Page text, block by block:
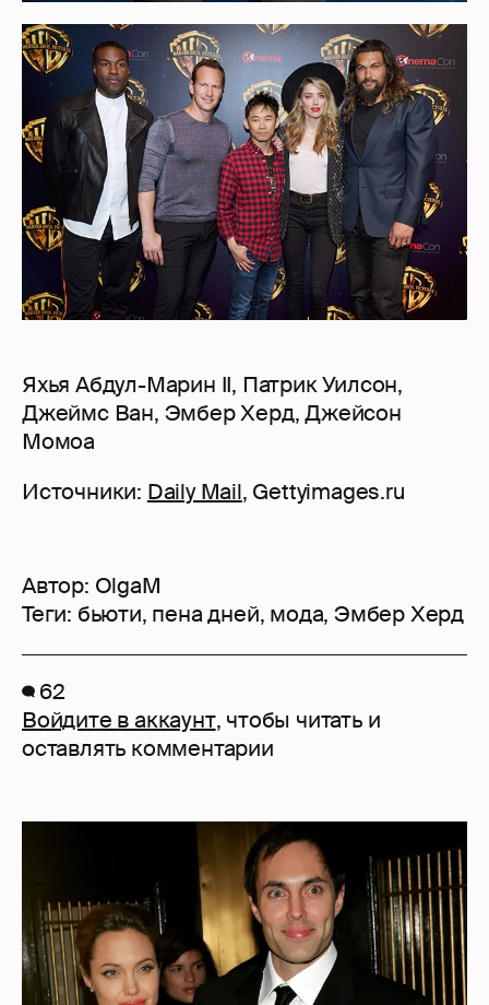
Яхья Абдул-Марин II, Патрик Уилсон,
Джеймс Ван, Эмбер Херд, Джейсон
Момоа
Источники: Daily Mail, Gettyimages.ru
Автор: OlgaM
Теги: бьюти, пена дней, мода,Эмбер Херд
62
Войдите в аккаунт, чтобы читать и
оставлять комментарии